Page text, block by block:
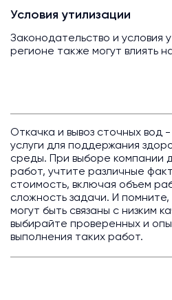
Условия утилизации
Законодательство и условия
регионе также могут влиять
Откачка и вывоз сточных вод
услуги для поддержания
среды. При выборе компании
работ, учтите различные
стоимость, включая объем
сложность задачи. И
могут быть связаны с низким
выбирайте проверенных и
выполнения таких работ.